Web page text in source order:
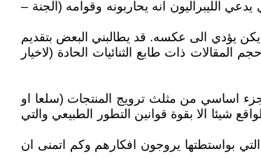
الليبراليون انه يحاربونه وقوامه (الجنة –
يؤدي الى عكسه. قد يطالبني البعض بتقديم
ذات طابع الثنائيات الحادة (لاخيار
كجزء اساسي من مثلث ترويج المنتجات (سلعا او
شيئا الا بقوة قوانين التطور الطبيعي والتي
بواستطتها يروجون افكارهم وكم اتمنى ان